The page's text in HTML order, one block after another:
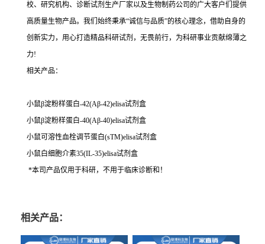
校、研究机构、诊断试剂生产厂家以及生物制药公司的广大客户们提供
高质量生物产品。我们始终秉承“诚信与品质”的核心理念，借助自身的
创新实力，用心打造精品科研试剂，无畏前行，为科研事业贡献绵薄之
力!
相关产品：
小鼠β淀粉样蛋白-42(Aβ-42)elisa试剂盒
小鼠β淀粉样蛋白-40(Aβ-40)elisa试剂盒
小鼠可溶性血栓调节蛋白(sTM)elisa试剂盒
小鼠白细胞介素35(IL-35)elisa试剂盒
*本司产品仅用于科研，不用于临床诊断和！
相关产品：